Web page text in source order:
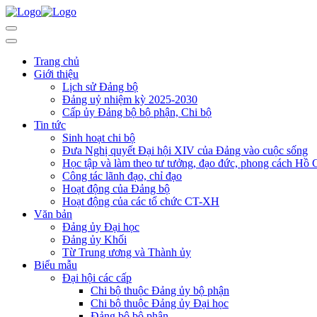
Trang chủ
Giới thiệu
Lịch sử Đảng bộ
Đảng uỷ nhiệm kỳ 2025-2030
Cấp ủy Đảng bộ bộ phận, Chi bộ
Tin tức
Sinh hoạt chi bộ
Đưa Nghị quyết Đại hội XIV của Đảng vào cuộc sống
Học tập và làm theo tư tưởng, đạo đức, phong cách Hồ
Công tác lãnh đạo, chỉ đạo
Hoạt động của Đảng bộ
Hoạt động của các tổ chức CT-XH
Văn bản
Đảng ủy Đại học
Đảng ủy Khối
Từ Trung ương và Thành ủy
Biểu mẫu
Đại hội các cấp
Chi bộ thuộc Đảng ủy bộ phận
Chi bộ thuộc Đảng ủy Đại học